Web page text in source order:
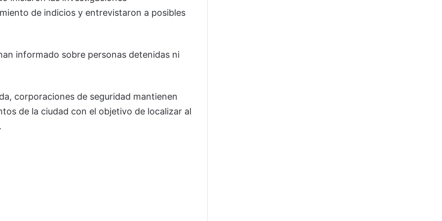
de indicios y entrevistaron a posibles
informado sobre personas detenidas ni
corporaciones de seguridad mantienen
de la ciudad con el objetivo de localizar al